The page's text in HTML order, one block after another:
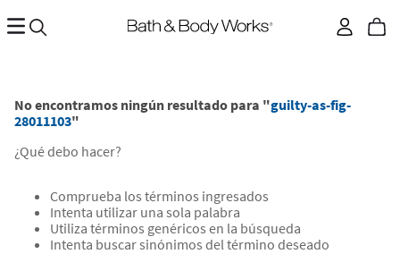
No encontramos ningún resultado para "guilty-as-fig-
28011103"
¿Qué debo hacer?
Comprueba los términos ingresados
Intenta utilizar una sola palabra
Utiliza términos genéricos en la búsqueda
Intenta buscar sinónimos del término deseado